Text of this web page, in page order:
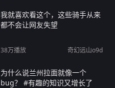
我就喜欢看这个，这些骑手从来
都不会让网友失望
38万播放 奇幻远山o9d
为什么说兰州拉面就像一个
bug？ #有趣的知识又增长了